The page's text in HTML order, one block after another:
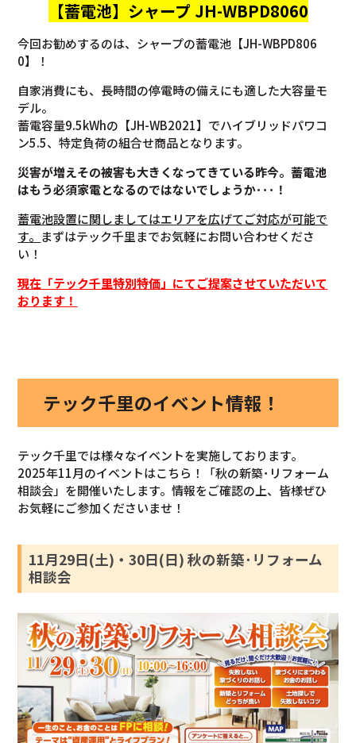
【蓄電池】 シャープ JH-WBPD8060
今回お勧めするのは、シャープの蓄電池【JH-WBPD806
0】！
自家消費にも、長時間の停電時の備えにも適した大容量モ
デル。
蓄電容量9.5kWhの【JH-WB2021】でハイブリッドパワコ
ン5.5、特定負荷の組合せ商品となります。
災害が増えその被害も大きくなってきている昨今。蓄電池
はもう必須家電となるのではないでしょうか･･･！
蓄電池設置に関しましてはエリアを広げてご対応が可能で
す。 まずはテック千里までお気軽にお問い合わせくださ
い！
現在「テック千里特別特価」にてご提案させていただいて
おります！
テック千里のイベント情報！
テック千里では様々なイベントを実施しております。
2025年11月のイベントはこちら！「秋の新築･リフォーム
相談会」を開催いたします。情報をご確認の上、皆様ぜひ
お気軽にご参加くださいませ！
11月29日(土)・30日(日) 秋の新築･リフォーム
相談会